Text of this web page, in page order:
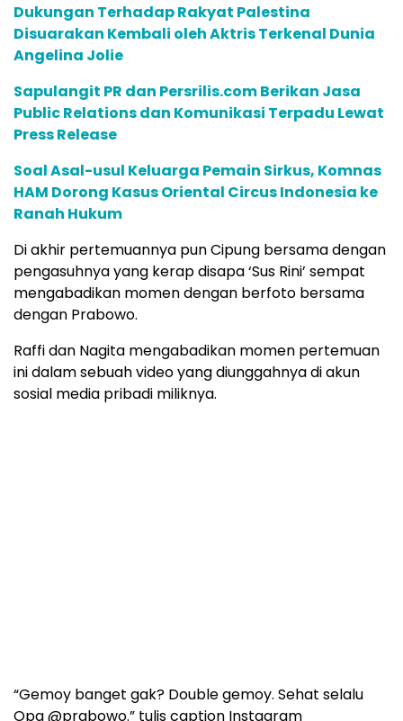
Dukungan Terhadap Rakyat Palestina
Disuarakan Kembali oleh Aktris Terkenal Dunia
Angelina Jolie
Sapulangit PR dan Persrilis.com Berikan Jasa
Public Relations dan Komunikasi Terpadu Lewat
Press Release
Soal Asal-usul Keluarga Pemain Sirkus, Komnas
HAM Dorong Kasus Oriental Circus Indonesia ke
Ranah Hukum
Di akhir pertemuannya pun Cipung bersama dengan
pengasuhnya yang kerap disapa ‘Sus Rini’ sempat
mengabadikan momen dengan berfoto bersama
dengan Prabowo.
Raffi dan Nagita mengabadikan momen pertemuan
ini dalam sebuah video yang diunggahnya di akun
sosial media pribadi miliknya.
“Gemoy banget gak? Double gemoy. Sehat selalu
Opa @prabowo.” tulis caption Instagram